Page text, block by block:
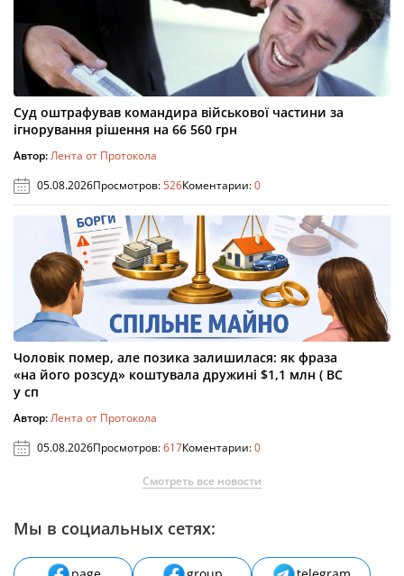
Суд оштрафував командира військової частини за
ігнорування рішення на 66 560 грн
Автор:Лента от Протокола
05.08.2026Просмотров:526Коментарии:0
Чоловік помер, але позика залишилася: як фраза
«на його розсуд» коштувала дружині $1,1 млн ( ВС
у сп
Автор:Лента от Протокола
05.08.2026Просмотров:617Коментарии:0
Смотреть все новости
Мы в социальных сетях: